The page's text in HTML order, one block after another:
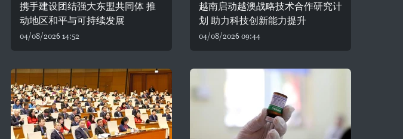
携手建设团结强大东盟共同体 推
动地区和平与可持续发展
04/08/2026 14:52
越南启动越澳战略技术合作研究计
划 助力科技创新能力提升
04/08/2026 09:44